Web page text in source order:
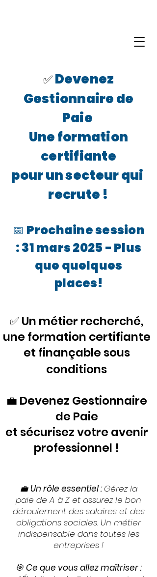
✅Devenez
Gestionnaire de
Paie
Une formation
certifiante
pour un secteur qui
recrute !
📅 Prochaine session
: 31 mars 2025 - Plus
que quelques
places!
✅ Un métier recherché,
une formation certifiante
et finançable sous
conditions
💼 Devenez Gestionnaire
de Paie
et sécurisez votre avenir
professionnel !
💼Un rôle essentiel :Gérez la
paie de A à Z et assurez le bon
déroulement des salaires et des
obligations sociales. Un métier
indispensable dans toutes les
entreprises !
🎯 Ce que vous allez maîtriser :